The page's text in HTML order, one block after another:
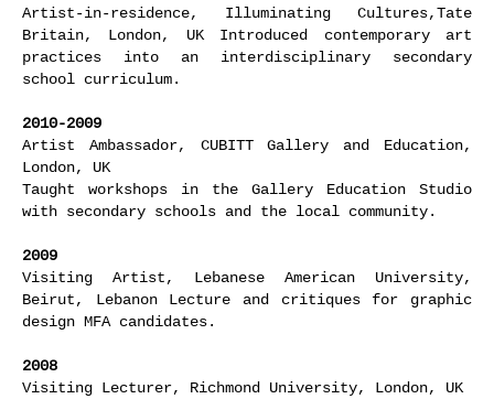
Artist-in-residence, Illuminating Cultures,Tate
Britain, London, UK Introduced contemporary art
practices into an interdisciplinary secondary
school curriculum.
2010-2009
Artist Ambassador, CUBITT Gallery and Education,
London, UK
Taught workshops in the Gallery Education Studio
with secondary schools and the local community.
2009
Visiting Artist, Lebanese American University,
Beirut, Lebanon Lecture and critiques for graphic
design MFA candidates.
2008
Visiting Lecturer, Richmond University, London, UK